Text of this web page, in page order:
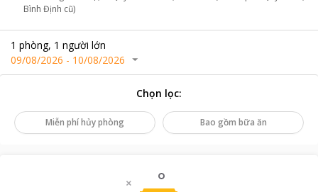
Bình Định cũ)
1 phòng, 1 người lớn
09/08/2026 - 10/08/2026
Chọn lọc:
Miễn phí hủy phòng Bao gồm bữa ăn